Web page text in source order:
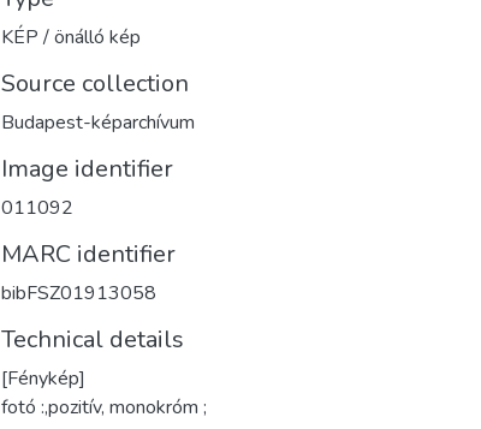
KÉP / önálló kép
Source collection
Budapest-képarchívum
Image identifier
011092
MARC identifier
bibFSZ01913058
Technical details
[Fénykép]
fotó :,pozitív, monokróm ;